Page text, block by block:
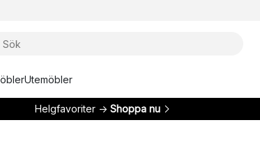
Utemöbler
Helgfavoriter → Shoppa nu